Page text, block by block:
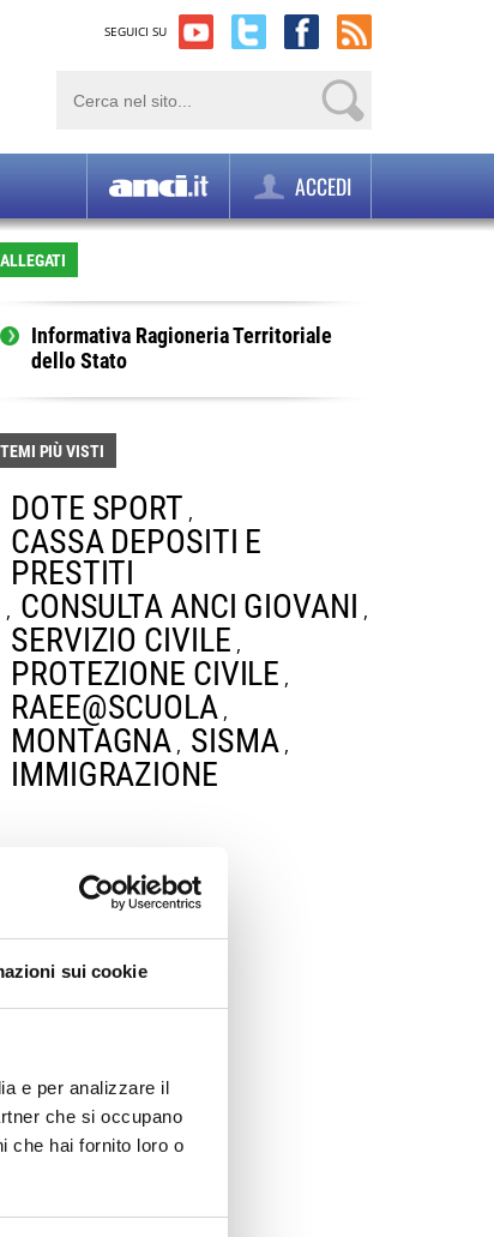
sui cookie
e per analizzare il
che si occupano
che hai fornito loro o
SEGUICI SU
ACCEDI
ALLEGATI
Informativa Ragioneria Territoriale
dello Stato
TEMI PIÙ VISTI
DOTE SPORT ,
CASSA DEPOSITI E
PRESTITI
, CONSULTA ANCI GIOVANI ,
SERVIZIO CIVILE ,
PROTEZIONE CIVILE ,
RAEE@SCUOLA ,
MONTAGNA , SISMA ,
IMMIGRAZIONE